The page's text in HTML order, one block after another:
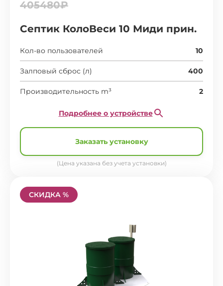
405480₽
Септик КолоВеси 10 Миди прин.
Кол-во пользователей 10
Залповый сброс (л) 400
Производительность m³ 2
Подробнее о устройстве
Заказать установку
(Цена указана без учета установки)
СКИДКА %